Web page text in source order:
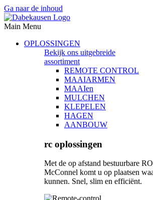
Ga naar de inhoud
Main Menu
OPLOSSINGEN
Bekijk ons uitgebreide
assortiment
REMOTE CONTROL
MAAIARMEN
MAAIen
MULCHEN
KLEPELEN
HAGEN
AANBOUW
rc oplossingen
Met de op afstand bestuurbare
McConnel komt u op plaatsen
kunnen. Snel, slim en efficiënt.